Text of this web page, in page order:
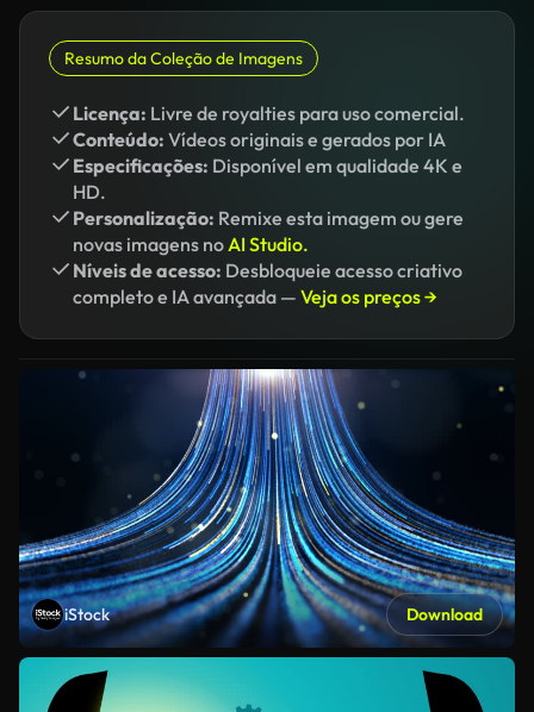
Resumo da Coleção de Imagens
Licença: Livre de royalties para uso comercial.
Conteúdo: Vídeos originais e gerados por IA
Especificações: Disponível em qualidade 4K e
HD.
Personalização: Remixe esta imagem ou gere
novas imagens noAI Studio.
Níveis de acesso: Desbloqueie acesso criativo
completo e IA avançada — Veja os preços →
iStock Download